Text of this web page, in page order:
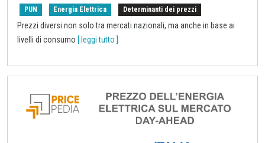
PUN Energia Elettrica Determinanti dei prezzi
Prezzi diversi non solo tra mercati nazionali, ma anche in base ai
livelli di consumo [ leggi tutto ]